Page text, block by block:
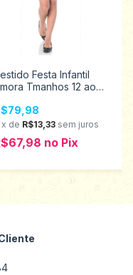
Festa Infantil
Tmanhos 12 ao
x de R$13,33 sem juros
no Pix